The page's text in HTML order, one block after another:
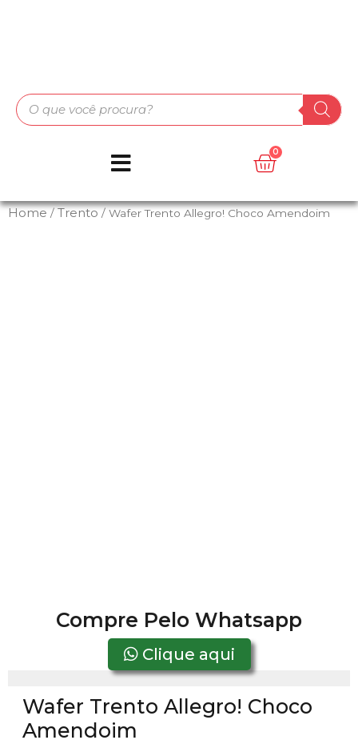
Home / Trento / Wafer Trento Allegro! Choco Amendoim
Compre Pelo Whatsapp
Clique aqui
Wafer Trento Allegro! Choco
Amendoim